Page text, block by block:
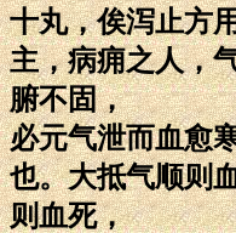
十丸，俟泻止方
主，病痈之人，
腑不固，
必元气泄而血愈
也。大抵气顺则
则血死，